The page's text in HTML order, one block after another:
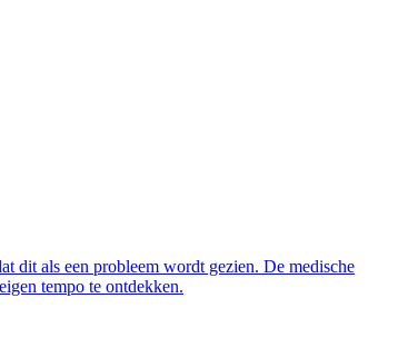
dit als een probleem wordt gezien. De medische
tempo te ontdekken.